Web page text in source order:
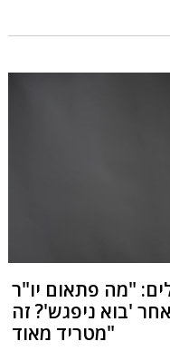
"מה פתאום יו"ר
'בוא ניפגש'? זה
מטריד מאוד"